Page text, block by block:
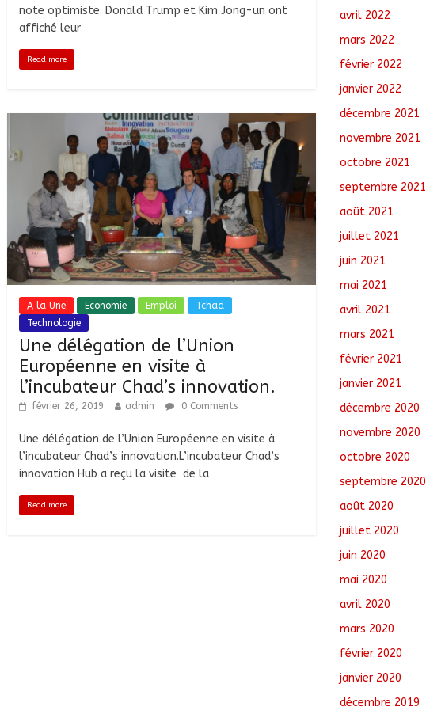
note optimiste. Donald Trump et Kim Jong-un ont
affiché leur
Read more
A la Une Economie Emploi
Tchad
Technologie
Une délégation de l’Union
Européenne en visite à
l’incubateur Chad’s innovation.
février 26, 2019 admin 0 Comments
Une délégation de l’Union Européenne en visite à
l’incubateur Chad’s innovation.L’incubateur Chad’s
innovation Hub a reçu la visite de la
Read more
avril 2022
mars 2022
février 2022
janvier 2022
décembre 2021
novembre 2021
octobre 2021
septembre 2021
août 2021
juillet 2021
juin 2021
mai 2021
avril 2021
mars 2021
février 2021
janvier 2021
décembre 2020
novembre 2020
octobre 2020
septembre 2020
août 2020
juillet 2020
juin 2020
mai 2020
avril 2020
mars 2020
février 2020
janvier 2020
décembre 2019